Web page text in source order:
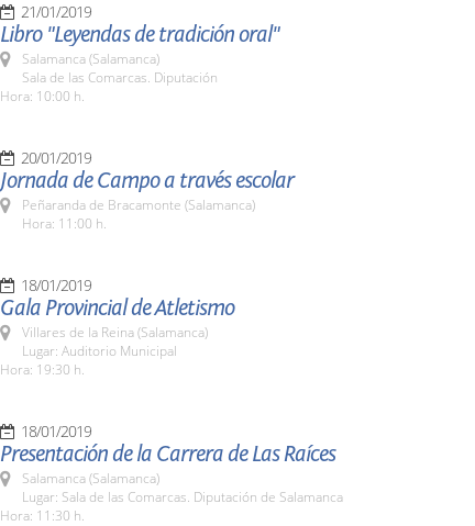
21/01/2019
Libro "Leyendas de tradición oral"
Salamanca (Salamanca)
Sala de las Comarcas. Diputación
Hora: 10:00 h.
20/01/2019
Jornada de Campo a través escolar
Peñaranda de Bracamonte (Salamanca)
Hora: 11:00 h.
18/01/2019
Gala Provincial de Atletismo
Villares de la Reina (Salamanca)
Lugar: Auditorio Municipal
Hora: 19:30 h.
18/01/2019
Presentación de la Carrera de Las Raíces
Salamanca (Salamanca)
Lugar: Sala de las Comarcas. Diputación de Salamanca
Hora: 11:30 h.